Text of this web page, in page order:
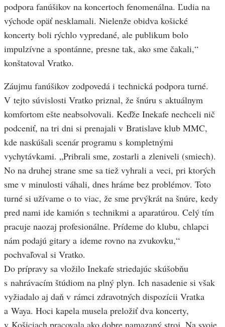
podpora fanúšikov na koncertoch fenomenálna. Ľudia na
východe opäť nesklamali. Nielenže obidva košické
koncerty boli rýchlo vypredané, ale publikum bolo
impulzívne a spontánne, presne tak, ako sme čakali,“
konštatoval Vratko.
Záujmu fanúšikov zodpovedá i technická podpora turné.
V tejto súvislosti Vratko priznal, že šnúru s aktuálnym
komfortom ešte neabsolvovali. Keďže Inekafe nechceli nič
podceniť, na tri dni si prenajali v Bratislave klub MMC,
kde naskúšali scenár programu s kompletnými
vychytávkami. „Pribrali sme, zostarli a zleniveli (smiech).
No na druhej strane sme sa tiež vyhrali a veci, pri ktorých
sme v minulosti váhali, dnes hráme bez problémov. Toto
turné si užívame o to viac, že sme prvýkrát na šnúre, kedy
pred nami ide kamión s technikmi a aparatúrou. Celý tím
pracuje naozaj profesionálne. Prídeme do klubu, chlapci
nám podajú gitary a ideme rovno na zvukovku,“
pochvaľoval si Vratko.
Do prípravy sa vložilo Inekafe striedajúc skúšobňu
s nahrávacím štúdiom na plný plyn. Ich nasadenie si však
vyžiadalo aj daň v rámci zdravotných dispozícii Vratka
a Waya. Hoci kapela musela preložiť dva koncerty,